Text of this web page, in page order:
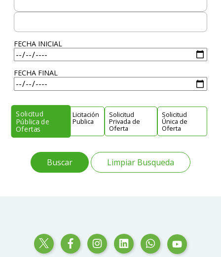
FECHA INICIAL
FECHA FINAL
Solicitud
Pública de
Ofertas
Licitación
Publica
Solicitud
Privada de
Oferta
Solicitud
Única de
Oferta
Limpiar Busqueda